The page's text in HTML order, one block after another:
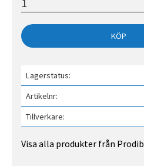
KÖP
Lagerstatus
Artikelnr
Tillverkare
Visa alla produkter från Prodib